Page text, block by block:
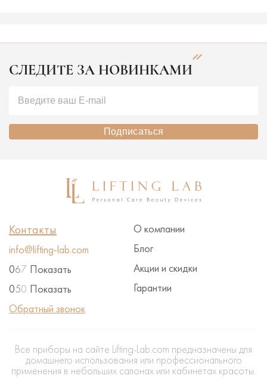
СЛЕДИТЕ ЗА НОВИНКАМИ
Подписаться
О компании
Блог
Акции и скидки
Гарантии
Контакты
info@lifting-lab.com
067 Показать
050 Показать
Обратный звонок
Все приборы на сайте Lifting-Lab.com предназначены для
домашнего использования или профессионального
применения в небольших салонах или кабинетах красоты.